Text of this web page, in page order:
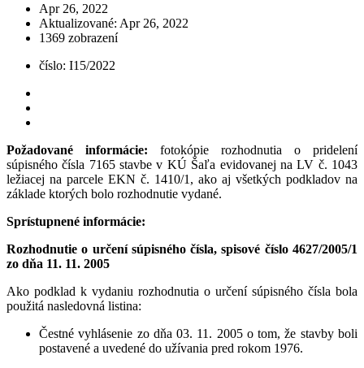
Apr 26, 2022
Aktualizované: Apr 26, 2022
1369 zobrazení
číslo: I15/2022
Požadované informácie: fotokópie rozhodnutia o pridelení
súpisného čísla 7165 stavbe v KÚ Šaľa evidovanej na LV č. 1043
ležiacej na parcele EKN č. 1410/1, ako aj všetkých podkladov na
základe ktorých bolo rozhodnutie vydané.
Sprístupnené informácie:
Rozhodnutie o určení súpisného čísla, spisové číslo 4627/2005/1
zo dňa 11. 11. 2005
Ako podklad k vydaniu rozhodnutia o určení súpisného čísla bola
použitá nasledovná listina:
Čestné vyhlásenie zo dňa 03. 11. 2005 o tom, že stavby boli
postavené a uvedené do užívania pred rokom 1976.